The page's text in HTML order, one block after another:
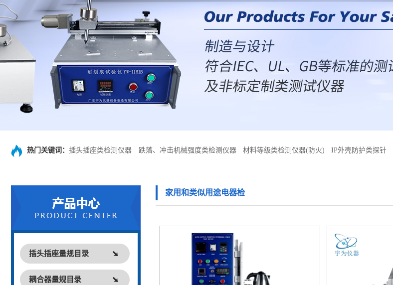
热门关键词： 插头插座类检测仪器 跌落、冲击机械强度类检测仪器 材料等级类检测仪器(防火) IP外壳防护类探针
插头插座量规目录
耦合器量规目录
家用和类似用途电器检